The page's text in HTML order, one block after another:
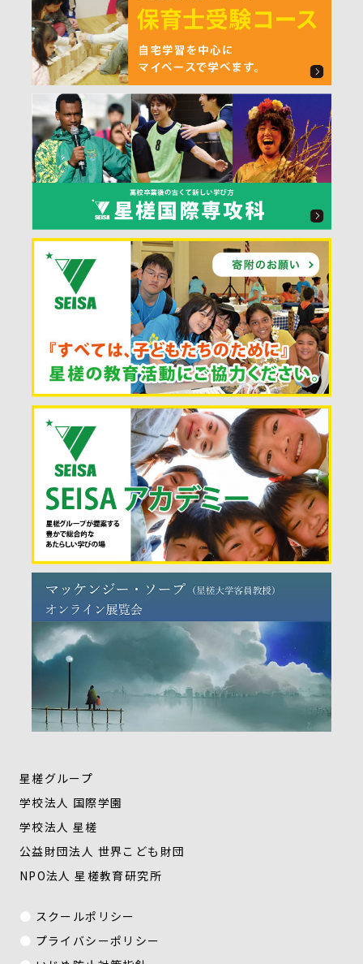
星槎グループ
学校法人 国際学園
学校法人 星槎
公益財団法人 世界こども財団
NPO法人 星槎教育研究所
スクールポリシー
プライバシーポリシー